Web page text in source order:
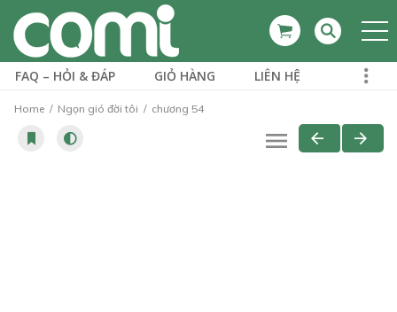
FAQ – HỎI & ĐÁP GIỎ HÀNG LIÊN HỆ
Home Ngọn gió đời tôi chương 54